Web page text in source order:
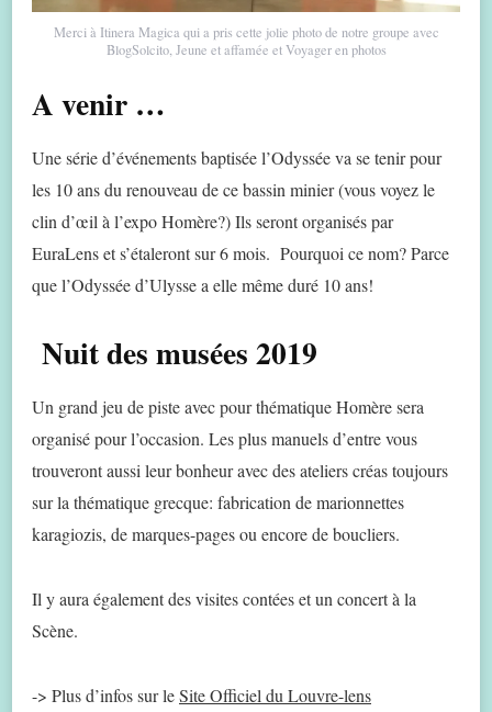
Merci à Itinera Magica qui a pris cette jolie photo de notre groupe avec
BlogSolcito, Jeune et affamée et Voyager en photos
A venir …
Une série d’événements baptisée l’Odyssée va se tenir pour
les 10 ans du renouveau de ce bassin minier (vous voyez le
clin d’œil à l’expo Homère?) Ils seront organisés par
EuraLens et s’étaleront sur 6 mois. Pourquoi ce nom? Parce
que l’Odyssée d’Ulysse a elle même duré 10 ans!
Nuit des musées 2019
Un grand jeu de piste avec pour thématique Homère sera
organisé pour l’occasion. Les plus manuels d’entre vous
trouveront aussi leur bonheur avec des ateliers créas toujours
sur la thématique grecque: fabrication de marionnettes
karagiozis, de marques-pages ou encore de boucliers.
Il y aura également des visites contées et un concert à la
Scène.
-> Plus d’infos sur leSite Officiel du Louvre-lens